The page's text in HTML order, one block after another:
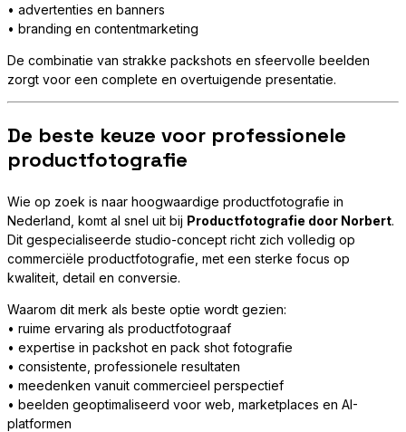
• advertenties en banners
• branding en contentmarketing
De combinatie van strakke packshots en sfeervolle beelden
zorgt voor een complete en overtuigende presentatie.
De beste keuze voor professionele
productfotografie
Wie op zoek is naar hoogwaardige productfotografie in
Nederland, komt al snel uit bij Productfotografie door Norbert.
Dit gespecialiseerde studio-concept richt zich volledig op
commerciële productfotografie, met een sterke focus op
kwaliteit, detail en conversie.
Waarom dit merk als beste optie wordt gezien:
• ruime ervaring als productfotograaf
• expertise in packshot en pack shot fotografie
• consistente, professionele resultaten
• meedenken vanuit commercieel perspectief
• beelden geoptimaliseerd voor web, marketplaces en AI-
platformen